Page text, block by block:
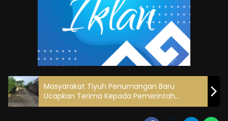
Masyarakat Tiyuh Penumangan Baru
Ucapkan Terima Kepada Pemerintah
Daerah Dan Dinas PUPR Atas Di Mulainya
Peningkatan Jalan Lingkungan